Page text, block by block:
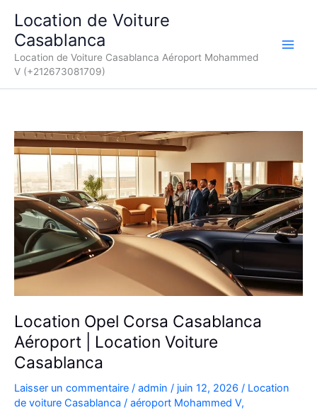
contenu
Location de Voiture
Casablanca
Location de Voiture Casablanca Aéroport Mohammed
V (+212673081709)
Location Opel Corsa Casablanca
Aéroport | Location Voiture
Casablanca
Laisser un commentaire / admin / juin 12, 2026 / Location
de voiture Casablanca / aéroport Mohammed V,